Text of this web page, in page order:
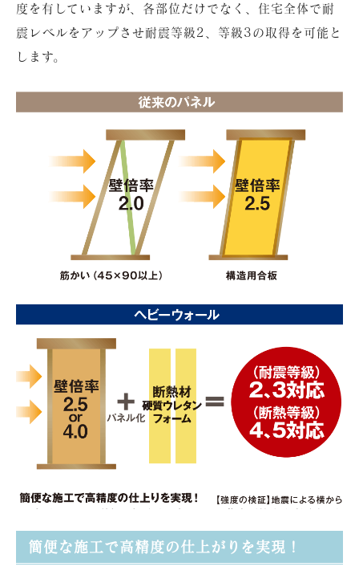
度を有していますが、各部位だけでなく、住宅全体で耐
震レベルをアップさせ耐震等級2、等級3の取得を可能と
します。
簡便な施工で高精度の仕上がりを実現！